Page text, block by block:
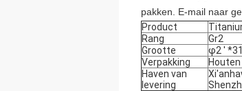
pakken. E-mail naar
Product
Rang
Gr2
Grootte
φ2 '
Verpakking
Houten
Haven van
levering